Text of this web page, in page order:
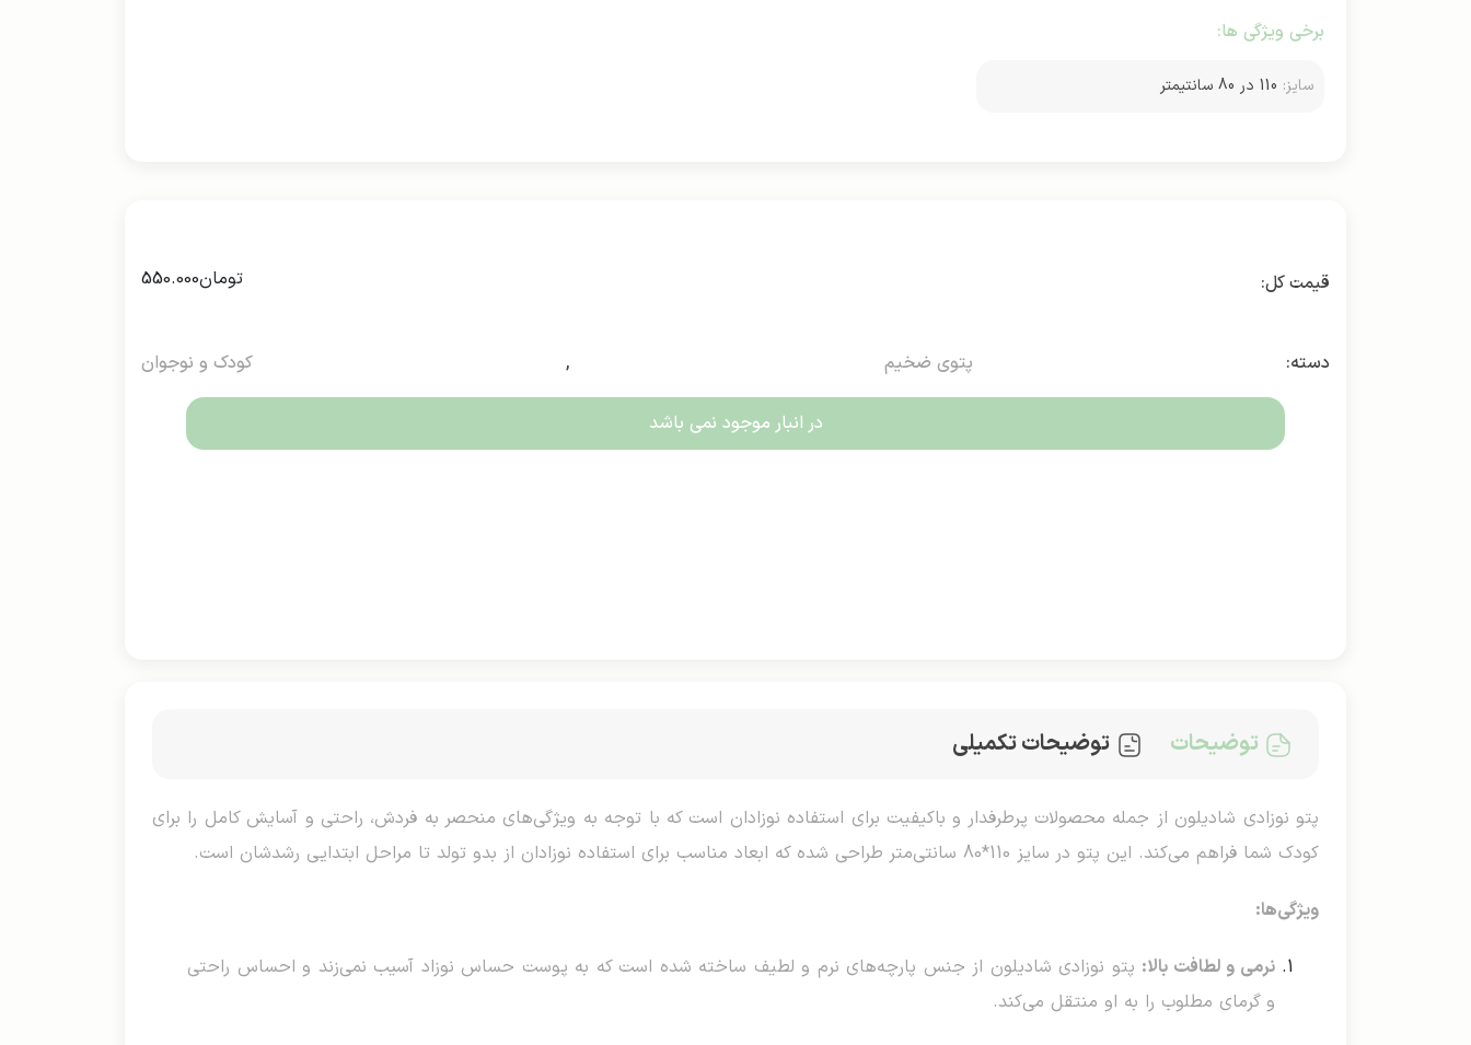
برخی ویژگی ها:
سایز: 110 در 80 سانتیمتر
تومان550.000
دسته: پتوی ضخیم , کودک و نوجوان
در انبار موجود نمی باشد
توضیحات توضیحات تکمیلی
پتو نوزادی شادیلون از جمله محصولات پرطرفدار و باکیفیت برای استفاده نوزادان است که با توجه به ویژگی‌های منحصر به فردش، راحتی و آسایش کامل را برای
کودک شما فراهم می‌کند. این پتو در سایز 110*80 سانتی‌متر طراحی شده که ابعاد مناسب برای استفاده نوزادان از بدو تولد تا مراحل ابتدایی رشدشان است.
ویژگی‌ها:
نرمی و لطافت بالا: پتو نوزادی شادیلون از جنس پارچه‌های نرم و لطیف ساخته شده است که به پوست حساس نوزاد آسیب نمی‌زند و احساس راحتی
و گرمای مطلوب را به او منتقل می‌کند.